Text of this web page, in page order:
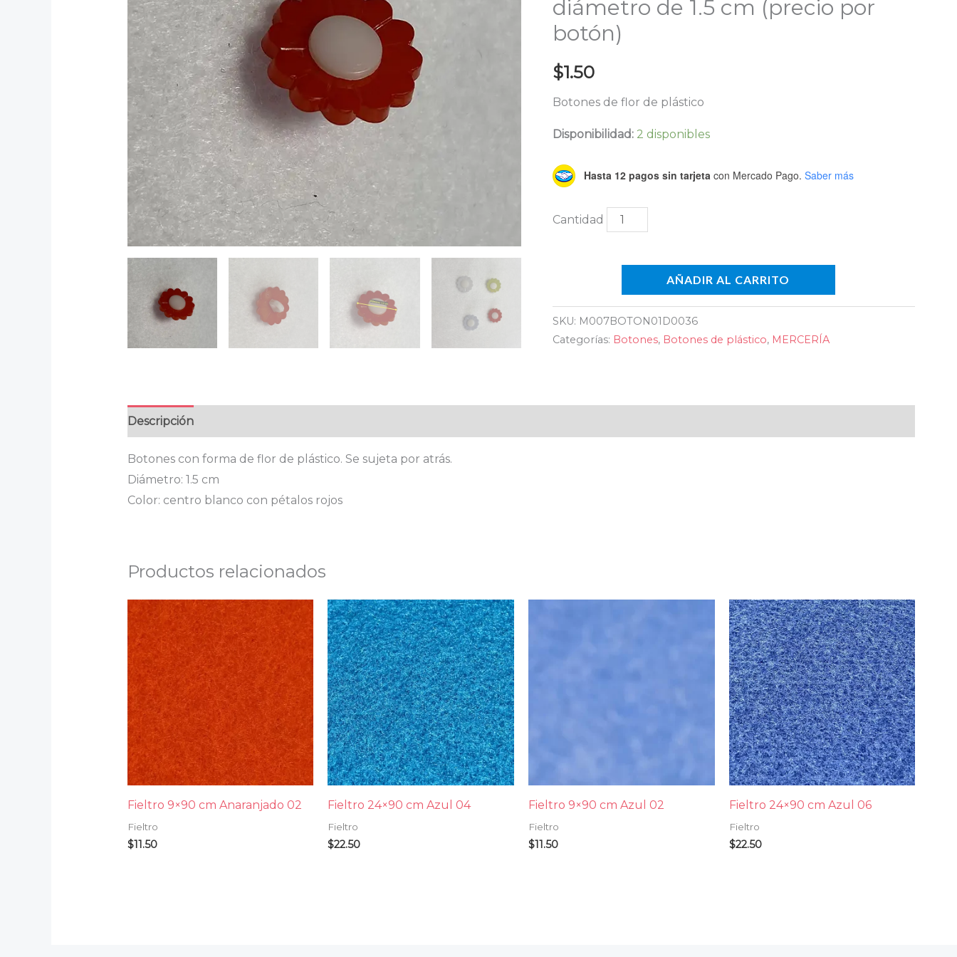
diámetro de 1.5 cm (precio por
botón)
$1.50
Botones de flor de plástico
Disponibilidad: 2 disponibles
Hasta 12 pagos sin tarjeta con Mercado Pago. Saber más
por
atrás,
blanco
diámetro
de
cm
por
botón)
AÑADIR AL CARRITO
SKU: M007BOTON01D0036
Categorías: Botones, Botones de plástico, MERCERÍA
Descripción
Botones con forma de flor de plástico. Se sujeta por atrás.
Diámetro: 1.5 cm
Color: centro blanco con pétalos rojos
Productos relacionados
Fieltro 9×90 cm Anaranjado 02
Fieltro
$11.50
Fieltro 24×90 cm Azul 04
Fieltro
$22.50
Fieltro 9×90 cm Azul 02
Fieltro
$11.50
Fieltro 24×90 cm Azul 06
Fieltro
$22.50